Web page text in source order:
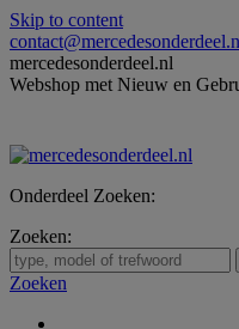
Skip to content
mercedesonderdeel.nl
Webshop met Nieuw en
Onderdeel Zoeken:
Zoeken:
Zoeken